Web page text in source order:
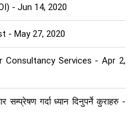
- Jun 14, 2020
- May 27, 2020
Consultancy Services - Apr 2,
सम्प्रेषण गर्दा ध्यान दिनुपर्ने कुराहरु -